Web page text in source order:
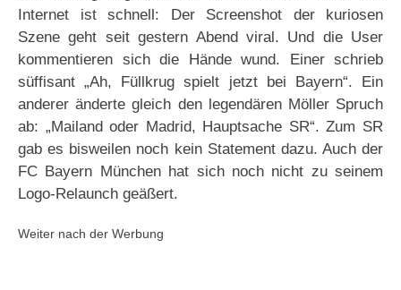
Internet ist schnell: Der Screenshot der kuriosen
Szene geht seit gestern Abend viral. Und die User
kommentieren sich die Hände wund. Einer schrieb
süffisant „Ah, Füllkrug spielt jetzt bei Bayern“. Ein
anderer änderte gleich den legendären Möller Spruch
ab: „Mailand oder Madrid, Hauptsache SR“. Zum SR
gab es bisweilen noch kein Statement dazu. Auch der
FC Bayern München hat sich noch nicht zu seinem
Logo-Relaunch geäßert.
Weiter nach der Werbung